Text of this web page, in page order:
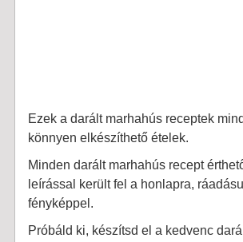
Ezek a darált marhahús receptek
könnyen elkészíthető ételek.
Minden darált marhahús recept
leírással került fel a honlapra,
fényképpel.
Próbáld ki, készítsd el a kedvenc